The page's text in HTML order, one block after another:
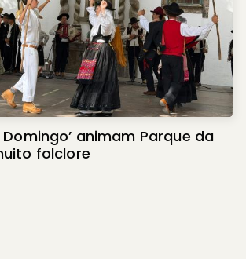
Domingo’ animam Parque da
folclore